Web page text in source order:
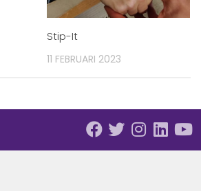
Stip-It
11 FEBRUARI 2023